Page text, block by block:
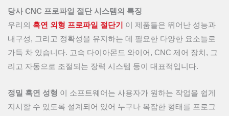
당사 CNC 프로파일 절단 시스템의 특징
우리의 흑연 외형 프로파일 절단기
이 제품들은 뛰어난 성능과
내구성, 그리고 정확성을 유지하는 데 필요한 다양한 요소들로
가득 차 있습니다. 고속 다이아몬드 와이어, CNC 제어 장치, 그
리고 자동으로 조절되는 장력 시스템 등이 대표적입니다.
정밀 흑연 성형 이 소프트웨어는 사용자가 원하는 작업을 쉽게
지시할 수 있도록 설계되어 있어 누구나 복잡한 형태를 프로그